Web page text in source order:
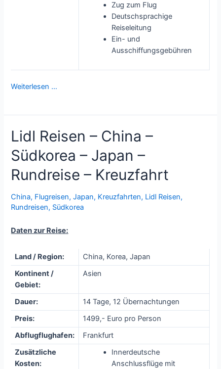
Zug zum Flug
Deutschsprachige
Reiseleitung
Ein- und
Ausschiffungsgebühren
Weiterlesen …
Lidl Reisen – China –
Südkorea – Japan –
Rundreise – Kreuzfahrt
China, Flugreisen,Japan, Kreuzfahrten, Lidl Reisen,
Rundreisen, Südkorea
Daten zur Reise:
Land / Region:
China, Korea, Japan
Kontinent /
Gebiet:
Asien
Dauer:
14 Tage, 12 Übernachtungen
Preis:
1499,- Euro pro Person
Abflugflughafen:
Frankfurt
Zusätzliche
Kosten:
Innerdeutsche
Anschlussflüge mit